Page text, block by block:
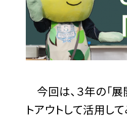
今回は、３年の「
トアウトして活用し